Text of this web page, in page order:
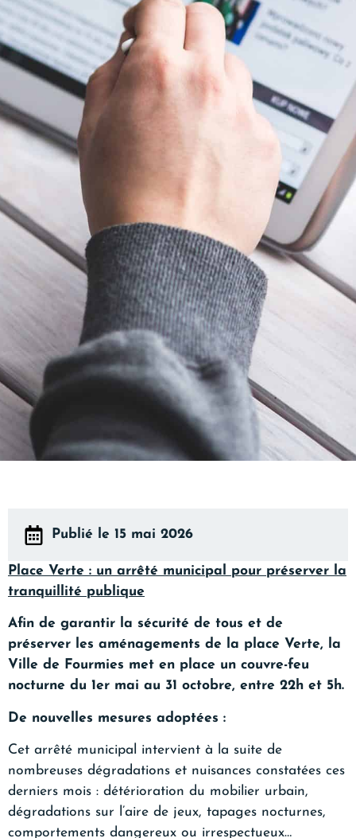
Publié le 15 mai 2026
Place Verte : un arrêté municipal pour préserver la
tranquillité publique
Afin de garantir la sécurité de tous et de
préserver les aménagements de la place Verte, la
Ville de Fourmies met en place un couvre-feu
nocturne du 1er mai au 31 octobre, entre 22h et 5h.
De nouvelles mesures adoptées :
Cet arrêté municipal intervient à la suite de
nombreuses dégradations et nuisances constatées ces
derniers mois : détérioration du mobilier urbain,
dégradations sur l’aire de jeux, tapages nocturnes,
comportements dangereux ou irrespectueux…